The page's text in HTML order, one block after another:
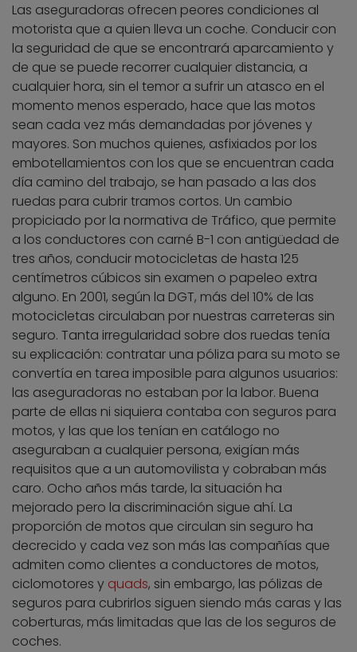
Las aseguradoras ofrecen peores condiciones al
motorista que a quien lleva un coche. Conducir con
la seguridad de que se encontrará aparcamiento y
de que se puede recorrer cualquier distancia, a
cualquier hora, sin el temor a sufrir un atasco en el
momento menos esperado, hace que las motos
sean cada vez más demandadas por jóvenes y
mayores. Son muchos quienes, asfixiados por los
embotellamientos con los que se encuentran cada
día camino del trabajo, se han pasado a las dos
ruedas para cubrir tramos cortos. Un cambio
propiciado por la normativa de Tráfico, que permite
a los conductores con carné B-1 con antigüedad de
tres años, conducir motocicletas de hasta 125
centímetros cúbicos sin examen o papeleo extra
alguno. En 2001, según la DGT, más del 10% de las
motocicletas circulaban por nuestras carreteras sin
seguro. Tanta irregularidad sobre dos ruedas tenía
su explicación: contratar una póliza para su moto se
convertía en tarea imposible para algunos usuarios:
las aseguradoras no estaban por la labor. Buena
parte de ellas ni siquiera contaba con seguros para
motos, y las que los tenían en catálogo no
aseguraban a cualquier persona, exigían más
requisitos que a un automovilista y cobraban más
caro. Ocho años más tarde, la situación ha
mejorado pero la discriminación sigue ahí. La
proporción de motos que circulan sin seguro ha
decrecido y cada vez son más las compañías que
admiten como clientes a conductores de motos,
ciclomotores y quads, sin embargo, las pólizas de
seguros para cubrirlos siguen siendo más caras y las
coberturas, más limitadas que las de los seguros de
coches.